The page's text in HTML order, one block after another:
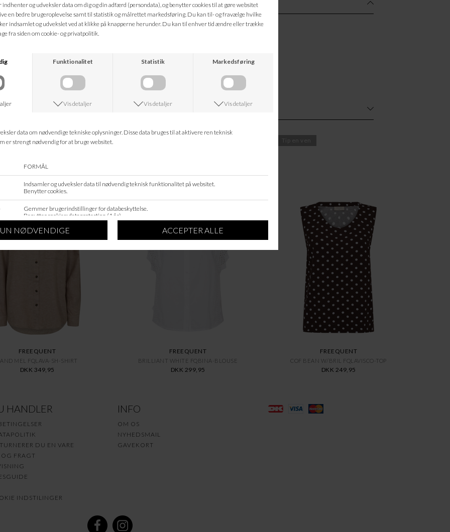
Beskrivelse
59% Polyester (recycled)
11% Polyester
8% Wool
1% Elastane
Hvad koster fragten?
Tip en ven
ANDRE KØBTE OGSÅ
FREEQUENT
MEL FQLAVA-SH-SHIRT
DKK 349,95
FREEQUENT
BRILLIANT WHITE FQBINA-BLOUSE
DKK 299,95
FREEQUENT
COF BEAN W/BRIL FQLAVISCO-TOP
DKK 249,95
HANDLER
DU EN VARE
FRAGT
INDSTILINGER
INFO
OM OS
NYHEDSMAIL
GAVEKORT